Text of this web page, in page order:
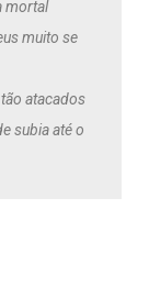
mortal
muito se
atacados
subia até o